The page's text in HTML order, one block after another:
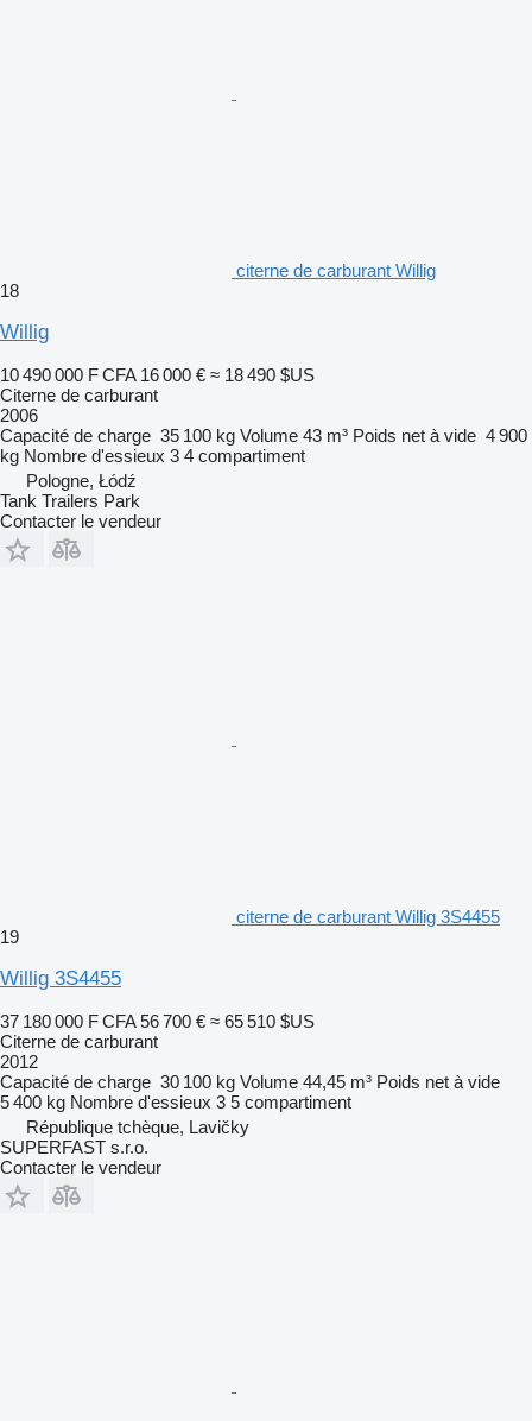
citerne de carburant Willig
18
Willig
10 490 000 F CFA 16 000 € ≈ 18 490 $US
Citerne de carburant
2006
Capacité de charge 35 100 kg Volume 43 m³ Poids net à vide 4 900
kg Nombre d'essieux 3 4 compartiment
Pologne, Łódź
Tank Trailers Park
Contacter le vendeur
citerne de carburant Willig 3S4455
19
Willig 3S4455
37 180 000 F CFA 56 700 € ≈ 65 510 $US
Citerne de carburant
2012
Capacité de charge 30 100 kg Volume 44,45 m³ Poids net à vide
5 400 kg Nombre d'essieux 3 5 compartiment
République tchèque, Lavičky
SUPERFAST s.r.o.
Contacter le vendeur